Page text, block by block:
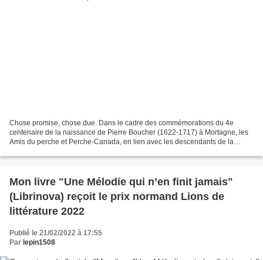
Chose promise, chose due. Dans le cadre des commémorations du 4e
centenaire de la naissance de Pierre Boucher (1622-1717) à Mortagne, les
Amis du perche et Perche-Canada, en lien avec les descendants de la
Mon livre "Une Mélodie qui n’en finit jamais"
(Librinova) reçoit le prix normand Lions de
littérature 2022
Publié le 21/02/2022 à 17:55
Par lepin1508